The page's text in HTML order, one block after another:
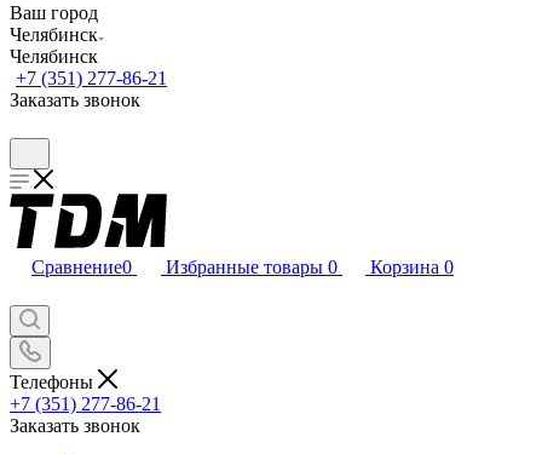
Ваш город
Челябинск
Челябинск
+7 (351) 277-86-21
Заказать звонок
Сравнение0 Избранные товары 0 Корзина 0
Телефоны
+7 (351) 277-86-21
Заказать звонок